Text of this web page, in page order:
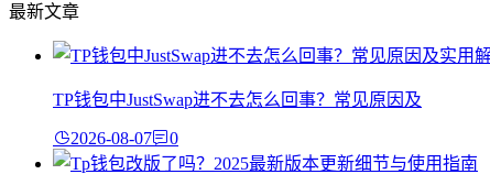
最新文章
TP钱包中JustSwap进不去怎么回事？常见原因及
2026-08-07 0